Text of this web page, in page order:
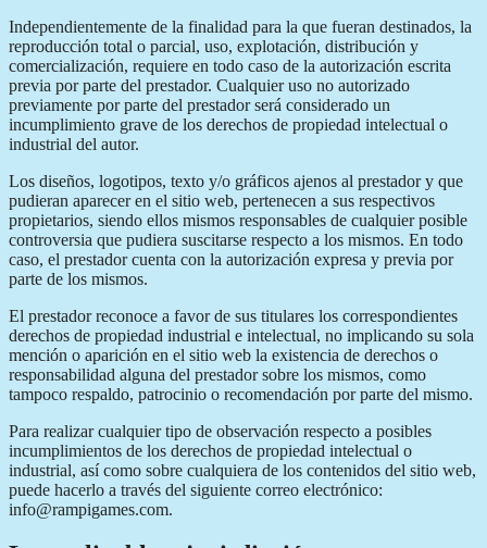
Independientemente de la finalidad para la que fueran destinados, la
reproducción total o parcial, uso, explotación, distribución y
comercialización, requiere en todo caso de la autorización escrita
previa por parte del prestador. Cualquier uso no autorizado
previamente por parte del prestador será considerado un
incumplimiento grave de los derechos de propiedad intelectual o
industrial del autor.
Los diseños, logotipos, texto y/o gráficos ajenos al prestador y que
pudieran aparecer en el sitio web, pertenecen a sus respectivos
propietarios, siendo ellos mismos responsables de cualquier posible
controversia que pudiera suscitarse respecto a los mismos. En todo
caso, el prestador cuenta con la autorización expresa y previa por
parte de los mismos.
El prestador reconoce a favor de sus titulares los correspondientes
derechos de propiedad industrial e intelectual, no implicando su sola
mención o aparición en el sitio web la existencia de derechos o
responsabilidad alguna del prestador sobre los mismos, como
tampoco respaldo, patrocinio o recomendación por parte del mismo.
Para realizar cualquier tipo de observación respecto a posibles
incumplimientos de los derechos de propiedad intelectual o
industrial, así como sobre cualquiera de los contenidos del sitio web,
puede hacerlo a través del siguiente correo electrónico:
info@rampigames.com.